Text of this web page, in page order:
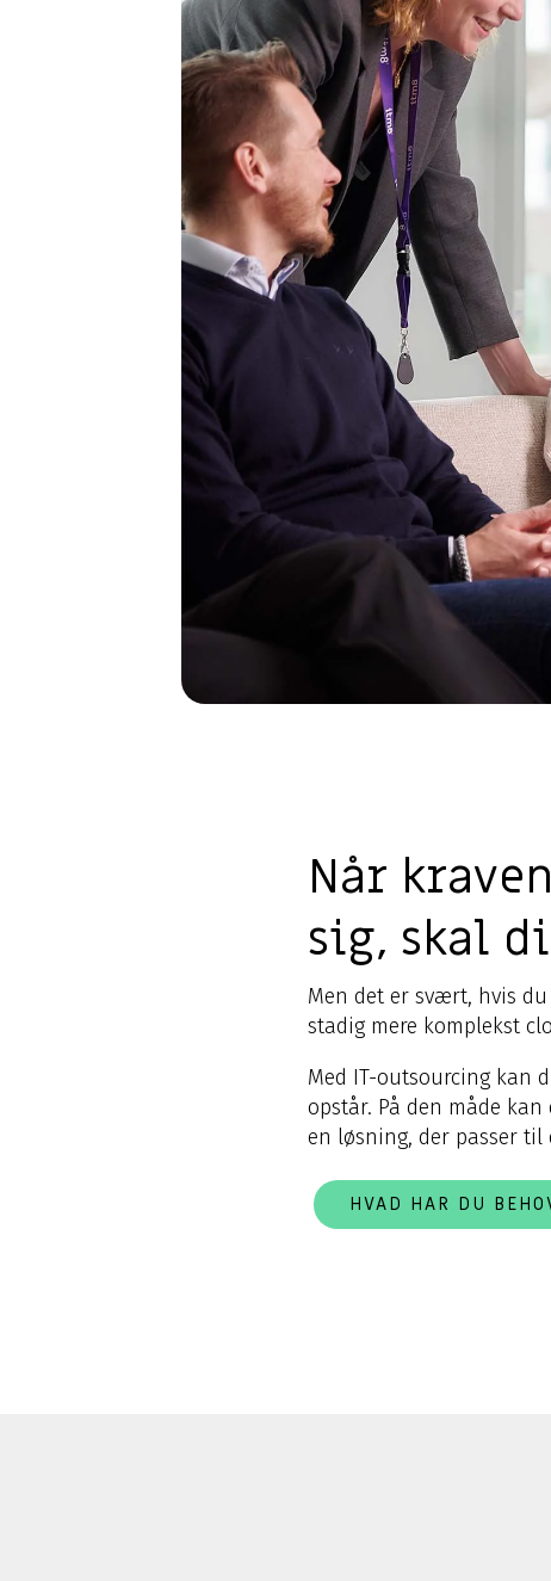
Når
sig, skal
Men det er svært, hvis
stadig mere komplekst
Med IT-outsourcing kan
opstår. På den måde
en løsning, der passer til
HVAD HAR DU